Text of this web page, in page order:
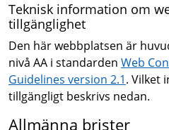
Teknisk information om
tillgänglighet
Den här webbplatsen är
nivå AA i standarden Web
Guidelines version 2.1. Vilket
tillgängligt beskrivs nedan.
Allmänna brister